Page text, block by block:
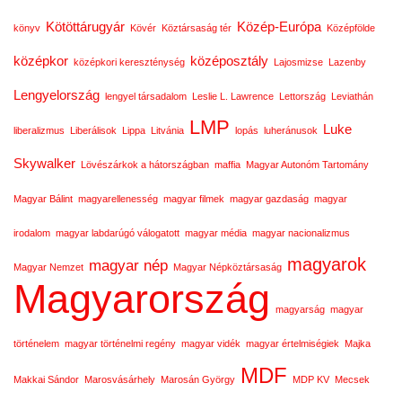
könyv Kötöttárugyár Kövér Köztársaság tér Közép-Európa Középfölde
középkor középkori kereszténység középosztály Lajosmizse Lazenby
Lengyelország lengyel társadalom Leslie L. Lawrence Lettország Leviathán
liberalizmus Liberálisok Lippa Litvánia LMP lopás luheránusok Luke
Skywalker Lövészárkok a hátországban maffia Magyar Autonóm Tartomány
Magyar Bálint magyarellenesség magyar filmek magyar gazdaság magyar
irodalom magyar labdarúgó válogatott magyar média magyar nacionalizmus
Magyar Nemzet magyar nép Magyar Népköztársaság magyarok
Magyarország magyarság magyar
történelem magyar történelmi regény magyar vidék magyar értelmiségiek Majka
Makkai Sándor Marosvásárhely Marosán György MDF MDP KV Mecsek